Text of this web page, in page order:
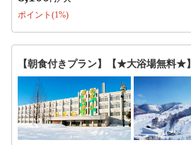
ポイント(1%)
【朝食付きプラン】【★大浴場無料★】